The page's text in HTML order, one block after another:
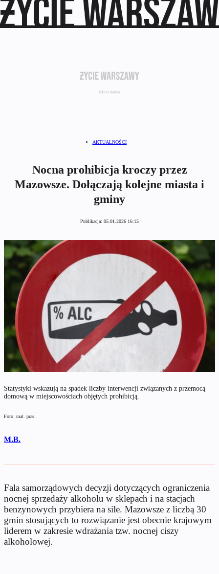
AKTUALNOŚCI
Nocna prohibicja kroczy przez
Mazowsze. Dołączają kolejne miasta i
gminy
Publikacja: 05.01.2026 16:15
Statystyki wskazują na spadek liczby interwencji związanych z przemocą
domową w miejscowościach objętych prohibicją.
Foto: mat. pras.
M.B.
Fala samorządowych decyzji dotyczących ograniczenia
nocnej sprzedaży alkoholu w sklepach i na stacjach
benzynowych przybiera na sile. Mazowsze z liczbą 30
gmin stosujących to rozwiązanie jest obecnie krajowym
liderem w zakresie wdrażania tzw. nocnej ciszy
alkoholowej.